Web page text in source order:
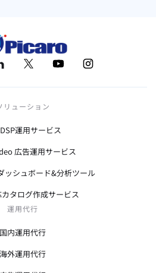
リューション
運用サービス
広告運用サービス
ッシュボード&分析ツール
タログ作成サービス
運用代行
国内運用代行
海外運用代行